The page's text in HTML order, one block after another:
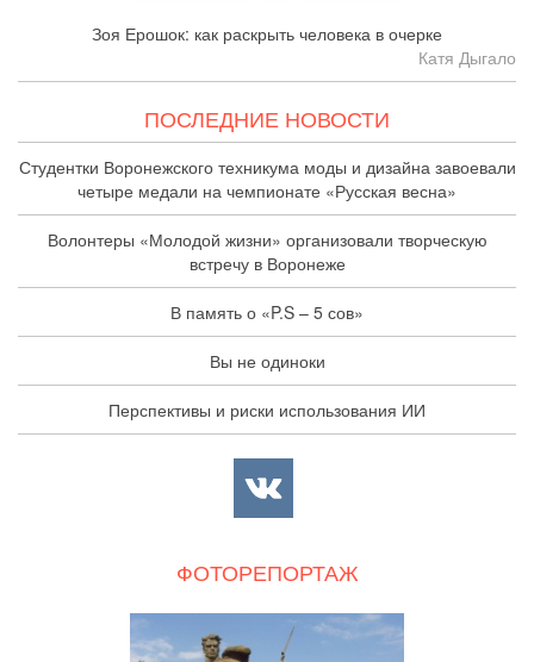
Зоя Ерошок: как раскрыть человека в очерке
Катя Дыгало
ПОСЛЕДНИЕ НОВОСТИ
Студентки Воронежского техникума моды и дизайна завоевали
четыре медали на чемпионате «Русская весна»
Волонтеры «Молодой жизни» организовали творческую
встречу в Воронеже
В память о «P.S – 5 сов»
Вы не одиноки
Перспективы и риски использования ИИ
ФОТОРЕПОРТАЖ